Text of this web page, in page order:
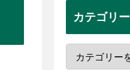
カテゴリー